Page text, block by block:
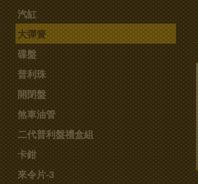
汽缸
大彈簧
碟盤
普利珠
開閉盤
煞車油管
二代普利盤禮盒組
卡鉗
來令片-3